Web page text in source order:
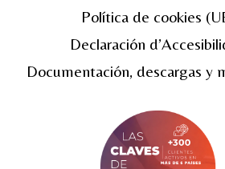
Política de cookies
Declaración
Documentación, descargas y